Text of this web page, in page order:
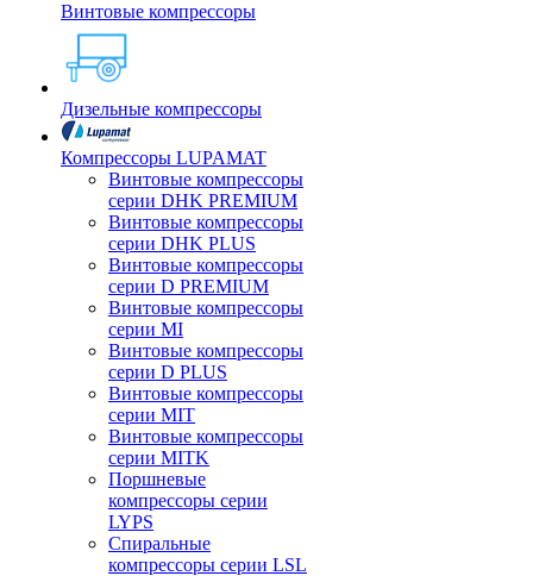
Винтовые компрессоры
Дизельные компрессоры
Компрессоры LUPAMAT
Винтовые компрессоры
серии DHK PREMIUM
Винтовые компрессоры
серии DHK PLUS
Винтовые компрессоры
серии D PREMIUM
Винтовые компрессоры
серии MI
Винтовые компрессоры
серии D PLUS
Винтовые компрессоры
серии MIT
Винтовые компрессоры
серии MITK
Поршневые
компрессоры серии
LYPS
Спиральные
компрессоры серии LSL